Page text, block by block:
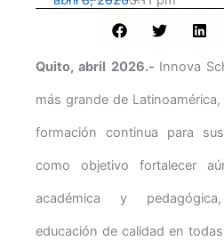
Quito, abril 2026.- Innova
más grande de
formación continua para
como objetivo fortalecer
académica y
educación de calidad en